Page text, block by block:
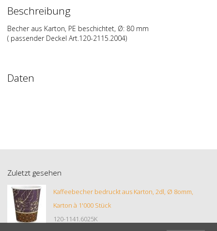
Beschreibung
Becher aus Karton, PE beschichtet, Ø: 80 mm
( passender Deckel Art.120-2115.2004)
Daten
Zuletzt gesehen
Kaffeebecher bedruckt aus Karton, 2dl, Ø 8omm,
Karton à 1'000 Stück
120-1141.6025K